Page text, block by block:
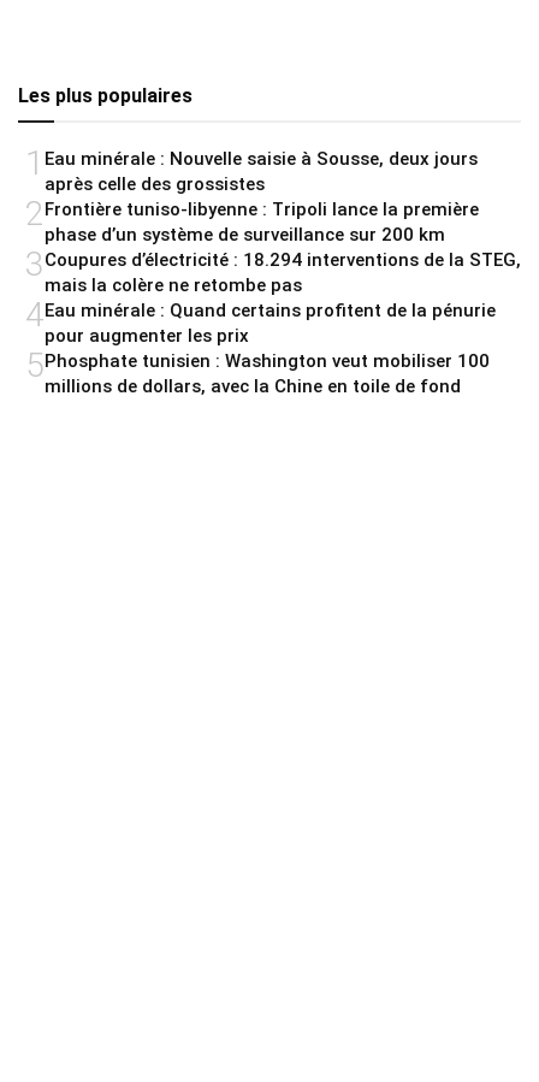
Les plus populaires
1 Eau minérale : Nouvelle saisie à Sousse, deux jours
après celle des grossistes
2 Frontière tuniso-libyenne : Tripoli lance la première
phase d’un système de surveillance sur 200 km
3Coupures d’électricité : 18.294 interventions de la STEG,
mais la colère ne retombe pas
4Eau minérale : Quand certains profitent de la pénurie
pour augmenter les prix
5Phosphate tunisien : Washington veut mobiliser 100
millions de dollars, avec la Chine en toile de fond